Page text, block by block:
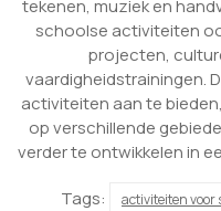
tekenen, muziek en
schoolse activiteiten
projecten,
vaardigheidstrainingen.
activiteiten aan te
op verschillende
verder te ontwikkelen in
Tags:
activiteiten voor